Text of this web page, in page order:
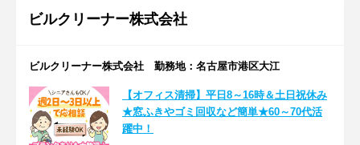
ビルクリーナー株式会社
ビルクリーナー株式会社 勤務地：名古屋市港区大江
【オフィス清掃】平日8～16時＆土日祝休み
★窓ふきやゴミ回収など簡単★60～70代活
躍中！